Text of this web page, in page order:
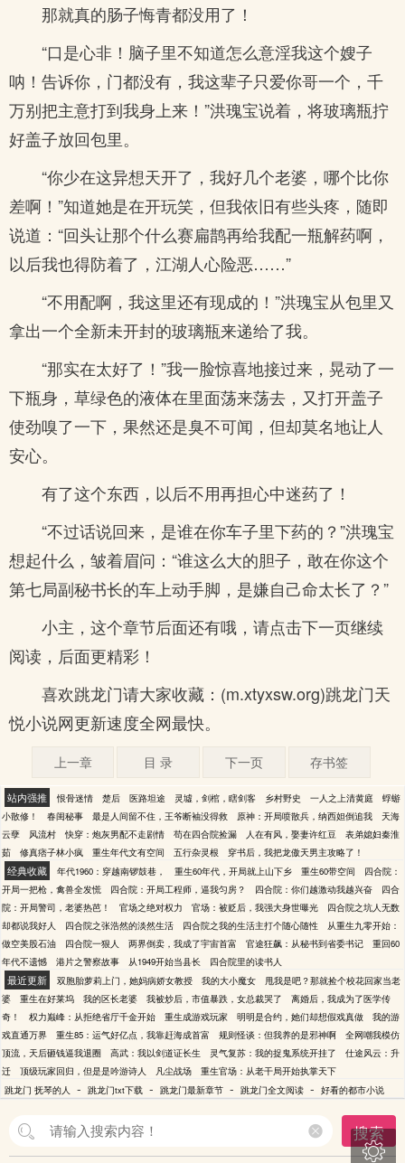
那就真的肠子悔青都没用了！
“口是心非！脑子里不知道怎么意淫我这个嫂子
呐！告诉你，门都没有，我这辈子只爱你哥一个，千
万别把主意打到我身上来！”洪瑰宝说着，将玻璃瓶拧
好盖子放回包里。
“你少在这异想天开了，我好几个老婆，哪个比你
差啊！”知道她是在开玩笑，但我依旧有些头疼，随即
说道：“回头让那个什么赛扁鹊再给我配一瓶解药啊，
以后我也得防着了，江湖人心险恶……”
“不用配啊，我这里还有现成的！”洪瑰宝从包里又
拿出一个全新未开封的玻璃瓶来递给了我。
“那实在太好了！”我一脸惊喜地接过来，晃动了一
下瓶身，草绿色的液体在里面荡来荡去，又打开盖子
使劲嗅了一下，果然还是臭不可闻，但却莫名地让人
安心。
有了这个东西，以后不用再担心中迷药了！
“不过话说回来，是谁在你车子里下药的？”洪瑰宝
想起什么，皱着眉问：“谁这么大的胆子，敢在你这个
第七局副秘书长的车上动手脚，是嫌自己命太长了？”
小主，这个章节后面还有哦，请点击下一页继续
阅读，后面更精彩！
喜欢跳龙门请大家收藏：(m.xtyxsw.org)跳龙门天
悦小说网更新速度全网最快。
上一章 目 录 下一页 存书签
站内强推 恨骨迷情 楚后 医路坦途 灵墟，剑棺，瞎剑客 乡村野史 一人之上清黄庭
蜉蝣
小散修！
春闺秘事 最是人间留不住，王爷断袖没得救 原神：开局喷散兵，纳西妲倒追我
天海
云孽
风流村 快穿：炮灰男配不走剧情 苟在四合院捡漏 人在有风，娶妻许红豆
表弟媳妇秦淮
茹
修真痞子林小疯 重生年代文有空间 五行杂灵根 穿书后，我把龙傲天男主攻略了！
经典收藏 年代1960：穿越南锣鼓巷， 重生60年代，开局就上山下乡 重生60带空间
四合院：
开局一把枪，禽兽全发慌
四合院：开局工程师，逼我匀房？ 四合院：你们越激动我越兴奋
四合
院：开局警司，老婆热芭！
官场之绝对权力 官场：被贬后，我强大身世曝光
四合院之坑人无数
却都说我好人
四合院之张浩然的淡然生活 四合院之我的生活主打个随心随性
从重生九零开始：
做空美股石油
四合院一狠人 两界倒卖，我成了宇宙首富 官途狂飙：从秘书到省委书记
重回60
年代不遗憾
港片之警察故事 从1949开始当县长 四合院里的读书人
最近更新 双胞胎萝莉上门，她妈病娇女教授 我的大小魔女
甩我是吧？那就捡个校花回家当老
婆
重生在好莱坞 我的区长老婆 我被炒后，市值暴跌，女总裁哭了
离婚后，我成为了医学传
奇！
权力巅峰：从拒绝省厅千金开始 重生成游戏玩家 明明是合约，她们却想假戏真做
我的游
戏直通万界
重生85：运气好亿点，我靠赶海成首富 规则怪谈：但我养的是邪神啊
全网嘲我模仿
顶流，天后砸钱逼我退圈
高武：我以剑道证长生 灵气复苏：我的捉鬼系统开挂了
仕途风云：升
迁
顶级玩家回归，但是是吟游诗人 凡尘战场
重生官场：从老干局开始执掌天下
跳龙门 抚琴的人
- 跳龙门txt下载 - 跳龙门最新章节 - 跳龙门全文阅读 - 好看的都市小说
搜索
